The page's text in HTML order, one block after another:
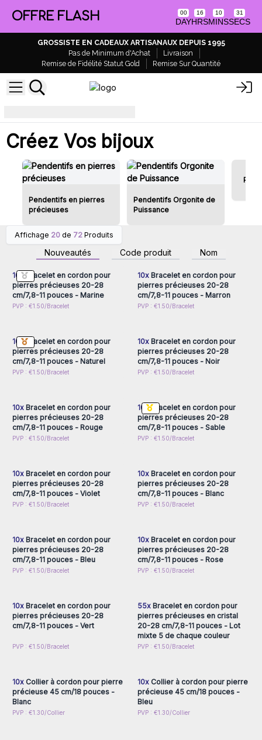
OFFRE FLASH 00
DAY
16
HRS
10
MINS
31
SECS
GROSSISTE EN CADEAUX ARTISANAUX DEPUIS 1995
Pas de Minimum d'Achat
Livraison
Remise de Fidélité Statut Gold
Remise Sur Quantité
Créez Vos bijoux
Pendentifs en pierres
précieuses
Pendentifs Orgonite de
Puissance
Affichage 20 de 72 Produits
Nouveautés Code produit Nom
Connectez-vous ou
inscrivez-vous pour
accéder aux prix de gros
10xBracelet en cordon pour
pierres précieuses 20-28
cm/7,8-11 pouces - Marine
PVP : €1.50/Bracelet
inscrivez-vous pour
accéder aux prix de gros
10xBracelet en cordon pour
pierres précieuses 20-28
cm/7,8-11 pouces - Marron
PVP : €1.50/Bracelet
Connectez-vous ou
10xBracelet en cordon pour
pierres précieuses 20-28
cm/7,8-11 pouces - Naturel
PVP : €1.50/Bracelet
Connectez-vous ou
10xBracelet en cordon pour
pierres précieuses 20-28
cm/7,8-11 pouces - Noir
PVP : €1.50/Bracelet
Connectez-vous ou
10xBracelet en cordon pour
pierres précieuses 20-28
cm/7,8-11 pouces - Rouge
PVP : €1.50/Bracelet
Connectez-vous ou
10xBracelet en cordon pour
pierres précieuses 20-28
cm/7,8-11 pouces - Sable
PVP : €1.50/Bracelet
Connectez-vous ou
10xBracelet en cordon pour
pierres précieuses 20-28
cm/7,8-11 pouces - Violet
PVP : €1.50/Bracelet
Connectez-vous ou
10xBracelet en cordon pour
pierres précieuses 20-28
cm/7,8-11 pouces - Blanc
PVP : €1.50/Bracelet
Connectez-vous ou
10xBracelet en cordon pour
pierres précieuses 20-28
cm/7,8-11 pouces - Bleu
PVP : €1.50/Bracelet
Connectez-vous ou
10xBracelet en cordon pour
pierres précieuses 20-28
cm/7,8-11 pouces - Rose
PVP : €1.50/Bracelet
Connectez-vous ou
10xBracelet en cordon pour
pierres précieuses 20-28
cm/7,8-11 pouces - Vert
PVP : €1.50/Bracelet
Connectez-vous ou
55xBracelet en cordon pour
pierres précieuses en cristal
20-28 cm/7,8-11 pouces - Lot
mixte 5 de chaque couleur
PVP : €1.50/Bracelet
Connectez-vous ou
10xCollier à cordon pour pierre
précieuse 45 cm/18 pouces -
Blanc
PVP : €1.30/Collier
Connectez-vous ou
10xCollier à cordon pour pierre
précieuse 45 cm/18 pouces -
Bleu
PVP : €1.30/Collier
Connectez-vous ou
Connectez-vous ou